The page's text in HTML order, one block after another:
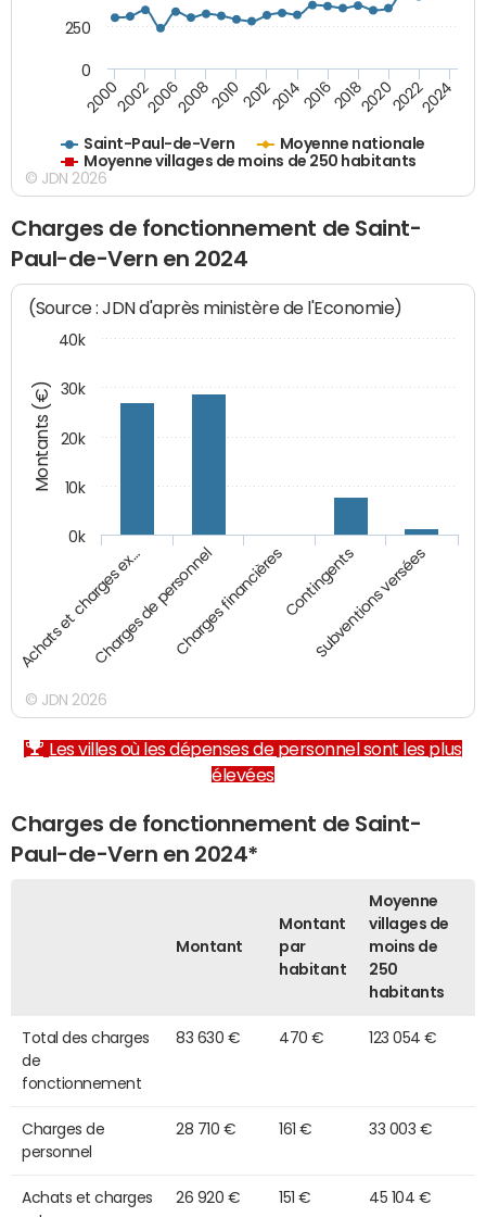
Saint-Paul-de-Vern
Moyenne nationale
Moyenne villages de moins de 250 habitants
200020022006200820102012201420162018202020222024
0
250
© JDN 2026
Charges de fonctionnement de Saint-
Paul-de-Vern en 2024
Montants (€)
(Source : JDN d'après ministère de l'Economie)
Achats et charges ex…Charges de personnelCharges financièresContingents
Subventions versées
0k
10k
20k
30k
40k
© JDN 2026
Les villes où les dépenses de personnel sont les plus
élevées
Charges de fonctionnement de Saint-
Paul-de-Vern en 2024*
Montant
Montant
par
habitant
Moyenne
villages de
moins de
250
habitants
Total des charges
de
fonctionnement
83 630 € 470 € 123 054 €
Charges de
personnel
28 710 € 161 € 33 003 €
Achats et charges
26 920 € 151 € 45 104 €